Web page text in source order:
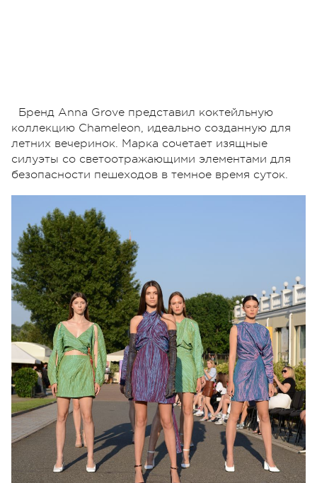
Бренд Anna Grove представил коктейльную
коллекцию Chameleon, идеально созданную для
летних вечеринок. Марка сочетает изящные
силуэты со светоотражающими элементами для
безопасности пешеходов в темное время суток.